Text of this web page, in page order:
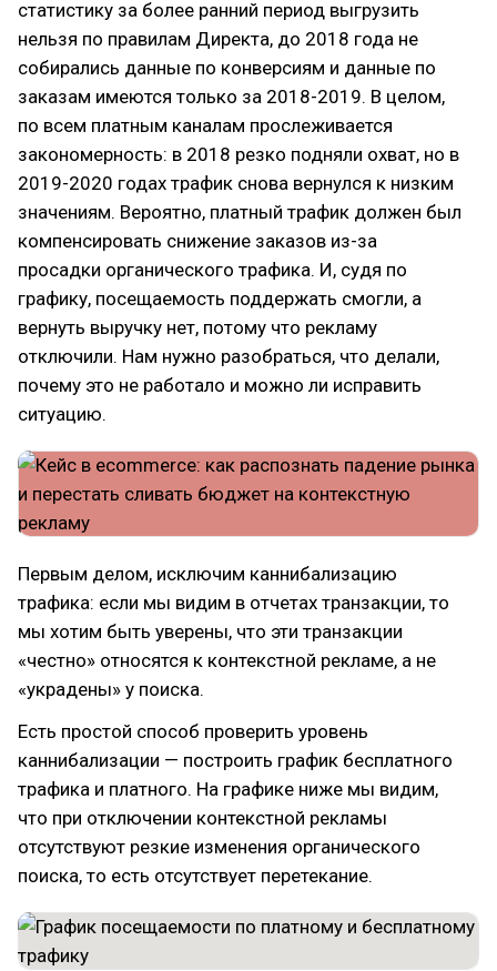
статистику за более ранний период выгрузить
нельзя по правилам Директа, до 2018 года не
собирались данные по конверсиям и данные по
заказам имеются только за 2018-2019. В целом,
по всем платным каналам прослеживается
закономерность: в 2018 резко подняли охват, но в
2019-2020 годах трафик снова вернулся к низким
значениям. Вероятно, платный трафик должен был
компенсировать снижение заказов из-за
просадки органического трафика. И, судя по
графику, посещаемость поддержать смогли, а
вернуть выручку нет, потому что рекламу
отключили. Нам нужно разобраться, что делали,
почему это не работало и можно ли исправить
ситуацию.
Первым делом, исключим каннибализацию
трафика: если мы видим в отчетах транзакции, то
мы хотим быть уверены, что эти транзакции
«честно» относятся к контекстной рекламе, а не
«украдены» у поиска.
Есть простой способ проверить уровень
каннибализации — построить график бесплатного
трафика и платного. На графике ниже мы видим,
что при отключении контекстной рекламы
отсутствуют резкие изменения органического
поиска, то есть отсутствует перетекание.